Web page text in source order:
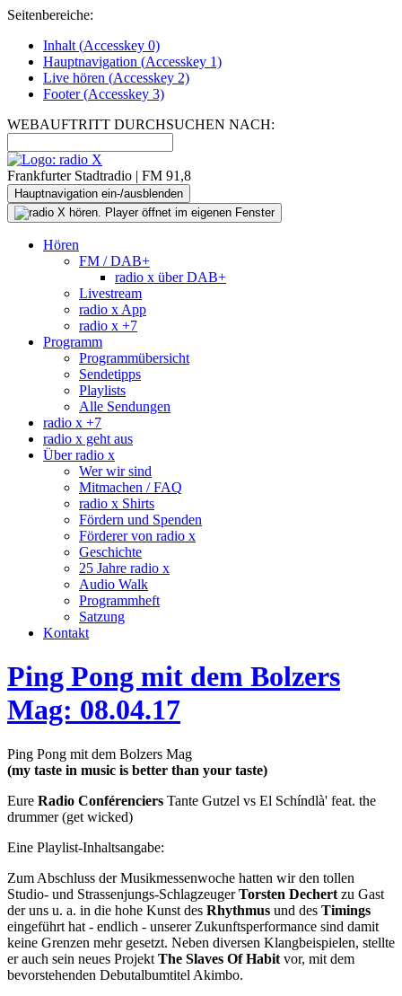
Seitenbereiche:
Inhalt (Accesskey 0)
Hauptnavigation (Accesskey 1)
Live hören (Accesskey 2)
Footer(Accesskey 3)
WEBAUFTRITT DURCHSUCHEN NACH:
Frankfurter Stadtradio | FM 91,8
Hauptnavigation ein-/ausblenden
Hören
FM / DAB+
radio x über DAB+
Livestream
radio x App
radio x +7
Programm
Programmübersicht
Sendetipps
Playlists
Alle Sendungen
radio x +7
radio x geht aus
Über radio x
Wer wir sind
Mitmachen / FAQ
radio x Shirts
Fördern und Spenden
Förderer von radio x
Geschichte
25 Jahre radio x
Audio Walk
Programmheft
Satzung
Kontakt
Ping Pong mit dem Bolzers
Mag: 08.04.17
Ping Pong mit dem Bolzers Mag
(my taste in music is better than your taste)
Eure Radio Conférenciers Tante Gutzel vs El Schíndlà' feat. the
drummer (get wicked)
Eine Playlist-Inhaltsangabe:
Zum Abschluss der Musikmessenwoche hatten wir den tollen
Studio- und Strassenjungs-SchlagzeugerTorsten Dechert zu Gast
der uns u. a. in die hohe Kunst des Rhythmus und des Timings
eingeführt hat - endlich - unserer Zukunftsperformance sind damit
keine Grenzen mehr gesetzt. Neben diversen Klangbeispielen, stellte
er auch sein neues Projekt The Slaves Of Habit vor, mit dem
bevorstehenden Debutalbumtitel Akimbo.